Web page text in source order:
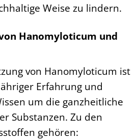
Weise zu lindern.
Hanomyloticum und
von Hanomyloticum ist
Erfahrung und
um die ganzheitliche
Substanzen. Zu den
gehören: